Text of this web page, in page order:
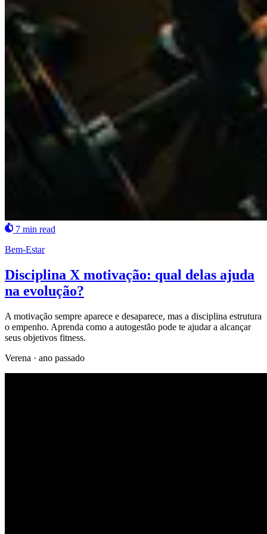
7 min read
Bem-Estar
Disciplina X motivação: qual delas ajuda
na evolução?
A motivação sempre aparece e desaparece, mas a disciplina estrutura
o empenho. Aprenda como a autogestão pode te ajudar a alcançar
seus objetivos fitness.
Verena · ano passado